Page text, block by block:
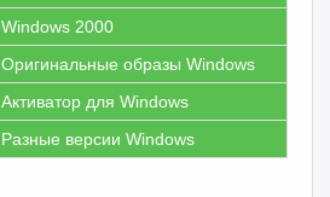
Windows 2000
Оригинальные образы Windows
Активатор для Windows
Разные версии Windows